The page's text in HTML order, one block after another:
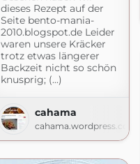
dieses Rezept auf der
Seite bento-mania-
2010.blogspot.de Leider
waren unsere Kräcker
trotz etwas längerer
Backzeit nicht so schön
knusprig; (...)
cahama
cahama.wordpress.com